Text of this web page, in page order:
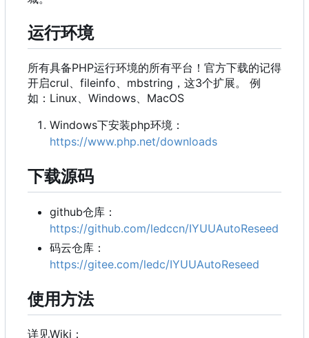
运行环境
所有具备PHP运行环境的所有平台！官方下载的记得
开启crul、fileinfo、mbstring，这3个扩展。 例
如：Linux、Windows、MacOS
Windows下安装php环境：
https://www.php.net/downloads
下载源码
github仓库：
https://github.com/ledccn/IYUUAutoReseed
码云仓库：
https://gitee.com/ledc/IYUUAutoReseed
使用方法
详见Wiki ：